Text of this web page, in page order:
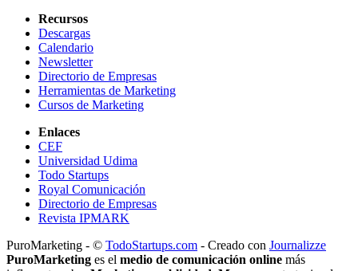
Recursos
Descargas
Calendario
Newsletter
Directorio de Empresas
Herramientas de Marketing
Cursos de Marketing
Enlaces
CEF
Universidad Udima
Todo Startups
Royal Comunicación
Directorio de Empresas
Revista IPMARK
PuroMarketing - © TodoStartups.com - Creado con Journalizze
PuroMarketing es el medio de comunicación online más